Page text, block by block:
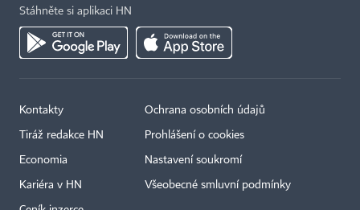
Stáhněte si aplikaci HN
Kontakty
Tiráž redakce HN
Economia
Kariéra v HN
Ochrana osobních údajů
Prohlášení o cookies
Nastavení soukromí
Všeobecné smluvní podmínky